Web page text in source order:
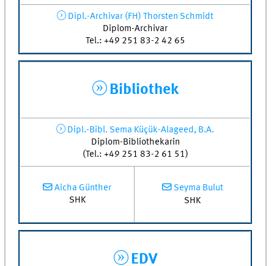
Dipl.-Archivar (FH) Thorsten Schmidt
Diplom-Archivar
Tel.: +49 251 83-2 42 65
Bibliothek
Dipl.-Bibl. Sema Küçük-Alageed, B.A.
Diplom-Bibliothekarin
(Tel.: +49 251 83-2 61 51)
Aicha Günther
SHK
Seyma Bulut
SHK
EDV